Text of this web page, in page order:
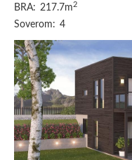
BRA: 217.7m 2
Soverom: 4